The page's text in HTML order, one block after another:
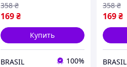
169₴
358 ₴
Купить
BRASIL 100%
169 ₴
358 ₴
BRASIL